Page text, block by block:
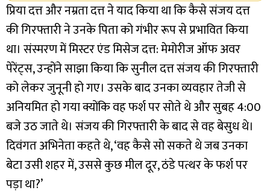
प्रिया दत्त और नम्रता दत्त ने याद किया था कि कैसे संजय दत्त
की गिरफ्तारी ने उनके पिता को गंभीर रूप से प्रभावित किया
था। संस्मरण में मिस्टर एंड मिसेज दत्त: मेमोरीज ऑफ अवर
पेरेंट्स, उन्होंने साझा किया कि सुनील दत्त संजय की गिरफ्तारी
को लेकर जुनूनी हो गए। उसके बाद उनका व्यवहार तेजी से
अनियमित हो गया क्योंकि वह फर्श पर सोते थे और सुबह 4:00
बजे उठ जाते थे। संजय की गिरफ्तारी के बाद से वह बेसुध थे।
दिवंगत अभिनेता कहते थे, ‘वह कैसे सो सकते थे जब उनका
बेटा उसी शहर में, उससे कुछ मील दूर, ठंडे पत्थर के फर्श पर
पड़ा था?’